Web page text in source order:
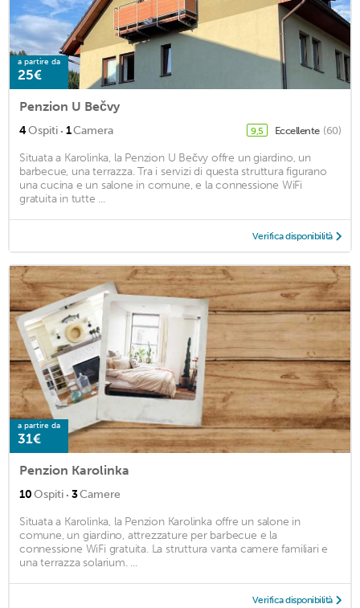
a partire da
25€
Penzion U Bečvy
4Ospiti · 1Camera 9,5 Eccellente (60)
Situata a Karolinka, la Penzion U Bečvy offre un giardino, un
barbecue, una terrazza. Tra i servizi di questa struttura figurano
una cucina e un salone in comune, e la connessione WiFi
gratuita in tutte ...
Verifica disponibilità
a partire da
31€
Penzion Karolinka
10Ospiti · 3Camere
Situata a Karolinka, la Penzion Karolinka offre un salone in
comune, un giardino, attrezzature per barbecue e la
connessione WiFi gratuita. La struttura vanta camere familiari e
una terrazza solarium. ...
Verifica disponibilità